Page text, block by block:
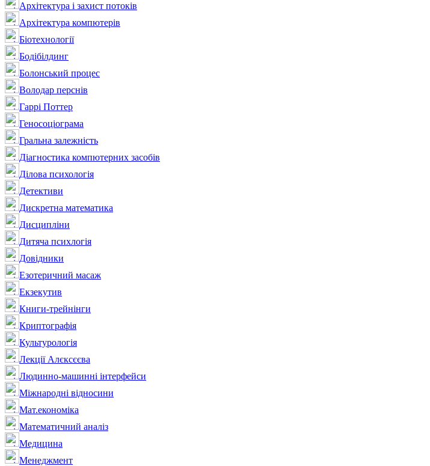
Архітектура і захист потоків
Архітектура компютерів
Біотехнології
Бодібілдинг
Болонський процес
Володар перснів
Гаррі Поттер
Геносоціограма
Гральна залежність
Діагностика компютерних засобів
Ділова психологія
Детективи
Дискретна математика
Дисципліни
Дитяча психлогія
Довідники
Езотеричний масаж
Екзекутив
Книги-трейнінги
Криптографія
Культурологія
Лекції Алєксєєва
Людинно-машинні інтерфейси
Міжнародні відносини
Мат.економіка
Математичний аналіз
Медицина
Менеджмент